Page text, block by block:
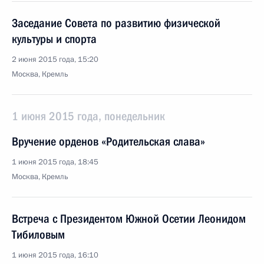
Заседание Совета по развитию физической
культуры и спорта
2 июня 2015 года, 15:20
Москва, Кремль
1 июня 2015 года, понедельник
Вручение орденов «Родительская слава»
1 июня 2015 года, 18:45
Москва, Кремль
Встреча с Президентом Южной Осетии Леонидом
Тибиловым
1 июня 2015 года, 16:10